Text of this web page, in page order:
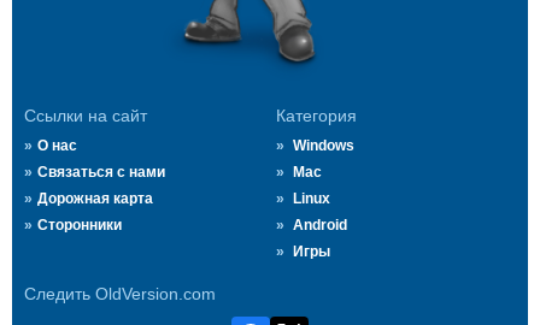
Ссылки на сайт
О нас
Связаться с нами
Дорожная карта
Сторонники
Категория
Windows
Mac
Linux
Android
Игры
Следить OldVersion.com